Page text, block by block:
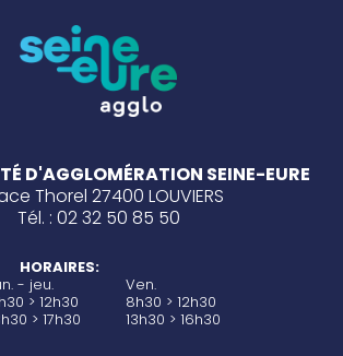
D'AGGLOMÉRATION SEINE-EURE
Thorel 27400 LOUVIERS
Tél. : 02 32 50 85 50
HORAIRES:
- jeu.
> 12h30
> 17h30
Ven.
8h30 > 12h30
13h30 > 16h30